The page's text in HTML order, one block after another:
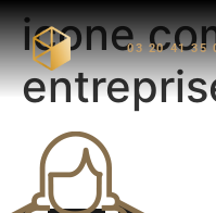
03 20 41 35
icone